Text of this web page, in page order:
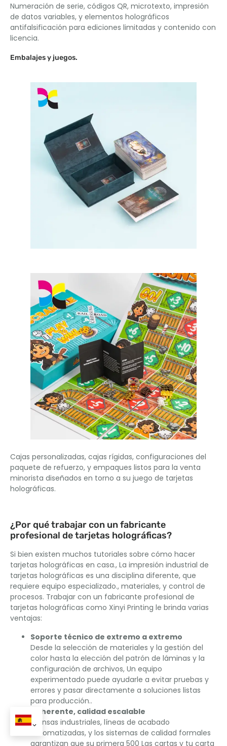
Numeración de serie, códigos QR, microtexto, impresión
de datos variables, y elementos holográficos
antifalsificación para ediciones limitadas y contenido con
licencia.
Embalajes y juegos.
Cajas personalizadas, cajas rígidas, configuraciones del
paquete de refuerzo, y empaques listos para la venta
minorista diseñados en torno a su juego de tarjetas
holográficas.
¿Por qué trabajar con un fabricante
profesional de tarjetas holográficas?
Si bien existen muchos tutoriales sobre cómo hacer
tarjetas holográficas en casa., La impresión industrial de
tarjetas holográficas es una disciplina diferente, que
requiere equipo especializado., materiales, y control de
procesos. Trabajar con un fabricante profesional de
tarjetas holográficas como Xinyi Printing le brinda varias
ventajas:
Soporte técnico de extremo a extremo
Desde la selección de materiales y la gestión del
color hasta la elección del patrón de láminas y la
configuración de archivos, Un equipo
experimentado puede ayudarle a evitar pruebas y
errores y pasar directamente a soluciones listas
para producción..
Coherente, calidad escalable
prensas industriales, líneas de acabado
automatizadas, y los sistemas de calidad formales
garantizan que su primera 500 Las cartas y tu carta